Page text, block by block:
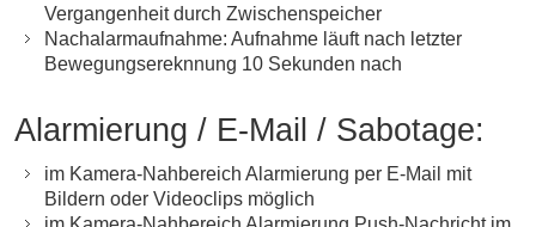
Vergangenheit durch Zwischenspeicher
Nachalarmaufnahme: Aufnahme läuft nach letzter
Bewegungsereknnung 10 Sekunden nach
Alarmierung / E-Mail / Sabotage:
im Kamera-Nahbereich Alarmierung per E-Mail mit
Bildern oder Videoclips möglich